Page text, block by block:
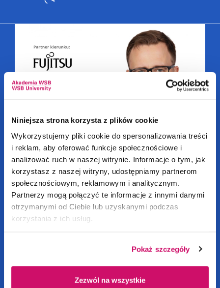
Niniejsza strona korzysta z plików cookie
Wykorzystujemy pliki cookie do spersonalizowania treści
i reklam, aby oferować funkcje społecznościowe i
analizować ruch w naszej witrynie. Informacje o tym, jak
korzystasz z naszej witryny, udostępniamy partnerom
społecznościowym, reklamowym i analitycznym.
Partnerzy mogą połączyć te informacje z innymi danymi
otrzymanymi od Ciebie lub uzyskanymi podczas
korzystania z ich usług.
Pokaż szczegóły
Zezwól na wszystkie
Grafika, projektowanie gier
i technologia VR
NIESTACJONARNE